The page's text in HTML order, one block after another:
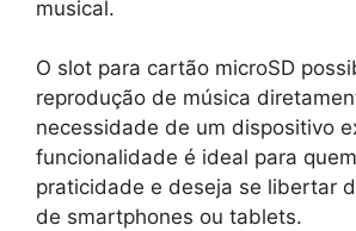
musical.
O slot para cartão microSD
reprodução de música
necessidade de um dispositivo
funcionalidade é ideal para
praticidade e deseja se libertar
de smartphones ou tablets.